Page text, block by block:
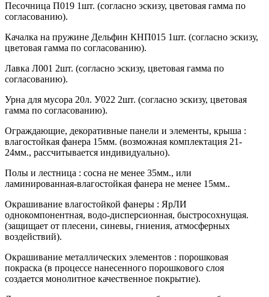
Песочница П019 1шт. (согласно эскизу, цветовая гамма по
согласованию).
Качалка на пружине Дельфин КНП015 1шт. (согласно эскизу,
цветовая гамма по согласованию).
Лавка Л001 2шт. (согласно эскизу, цветовая гамма по
согласованию).
Урна для мусора 20л. У022 2шт. (согласно эскизу, цветовая
гамма по согласованию).
Ограждающие, декоративные панели и элементы, крыша :
влагостойкая фанера 15мм. (возможная комплектация 21-
24мм., рассчитывается индивидуально).
Полы и лестница : сосна не менее 35мм., или
ламинированная-влагостойкая фанера не менее 15мм..
Окрашивание влагостойкой фанеры : ЯрЛИ
однокомпонентная, водо-дисперсионная, быстросохнущая.
(защищает от плесени, синевы, гниения, атмосферных
воздействий).
Окрашивание металлических элементов : порошковая
покраска (в процессе нанесенного порошкового слоя
создается монолитное качественное покрытие).